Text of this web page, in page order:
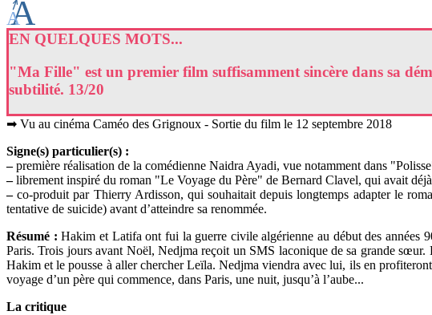
EN QUELQUES MOTS...
"Ma Fille" est un premier film suffisamment sincère dans sa
subtilité. 13/20
➡ Vu au cinéma Caméo des Grignoux - Sortie du film le 12 septembre 2018
Signe(s) particulier(s) :
–première réalisation de la comédienne Naidra Ayadi, vue notamment dans
–librement inspiré du roman "Le Voyage du Père" de Bernard Clavel, qui avait
–co-produit par Thierry Ardisson, qui souhaitait depuis longtemps adapter le
tentative de suicide) avant d’atteindre sa renommée.
Résumé : Hakim et Latifa ont fui la guerre civile algérienne au début des années
Paris. Trois jours avant Noël, Nedjma reçoit un SMS laconique de sa grande
Hakim et le pousse à aller chercher Leïla. Nedjma viendra avec lui, ils en
voyage d’un père qui commence, dans Paris, une nuit, jusqu’à l’aube...
La critique